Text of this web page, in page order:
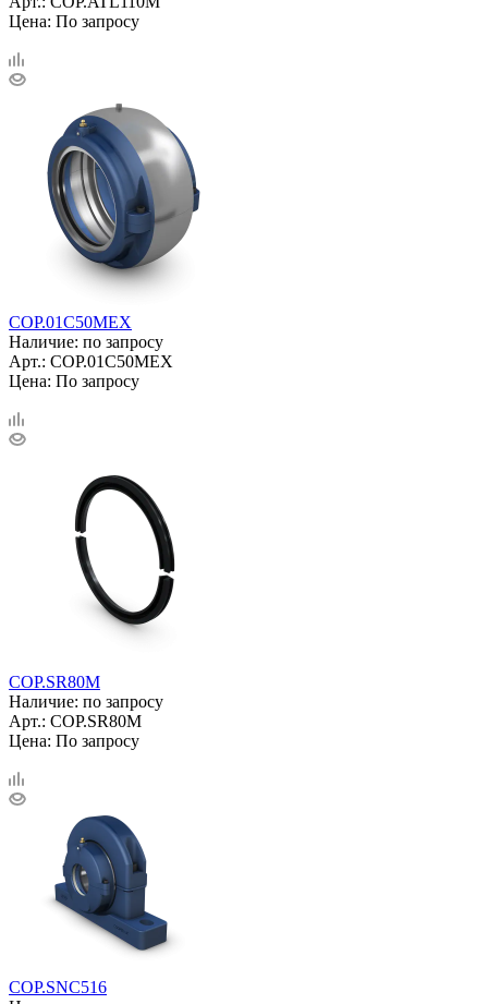
Цена: По запросу
COP.01C50MEX
Наличие: по запросу
Арт.: COP.01C50MEX
Цена: По запросу
COP.SR80M
Наличие: по запросу
Арт.: COP.SR80M
Цена: По запросу
COP.SNC516